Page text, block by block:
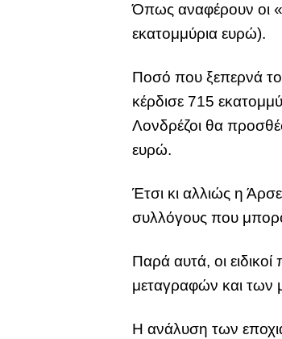
Όπως αναφέρουν οι
εκατομμύρια ευρώ).
Ποσό που ξεπερνά το
κέρδισε 715
Λονδρέζοι θα
ευρώ.
Έτσι κι αλλιώς η
συλλόγους που
Παρά αυτά, οι
μεταγραφών και των
Η ανάλυση των